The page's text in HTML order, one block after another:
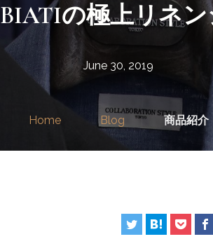
の極上リネ
June 30, 2019
Home Blog 商品紹介